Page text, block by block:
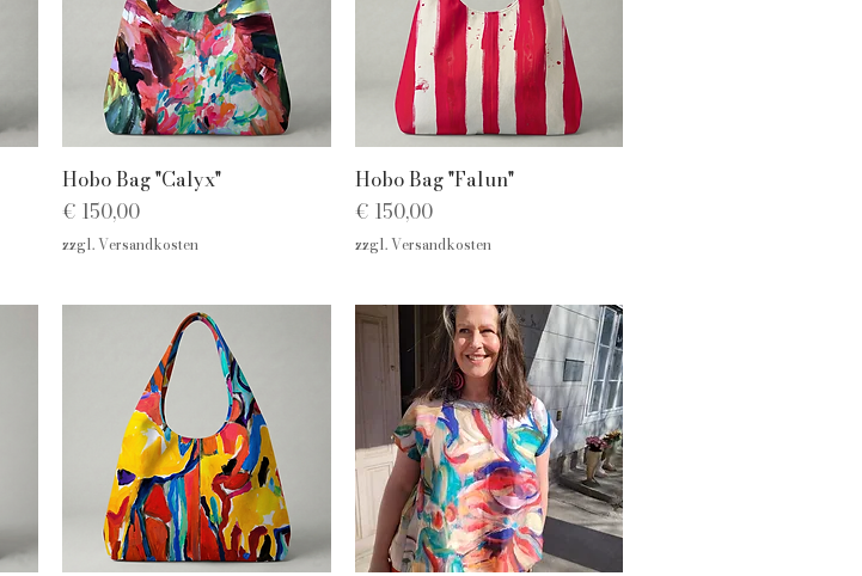
Schnellansicht
Hobo Bag "Calyx"
Preis
€ 150,00
zzgl. Versandkosten
Schnellansicht
Hobo Bag "Falun"
Preis
€ 150,00
zzgl. Versandkosten